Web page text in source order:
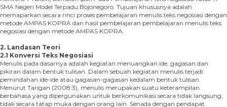
SMA Negeri Model Terpadu Bojonegoro. Tujuan khususnya adalah
memaparkan secara rinci proses pembelajaran menulis teks negosiasi dengan
metode AMPAS KOPRA dan hasil pembelajaran pembelajaran menulis teks
negosiasi dengan metode AMPAS KOPRA.
2. Landasan Teori
2.1 Konversi Teks Negosiasi
Menulis pada dasarnya adalah kegiatan menuangkan ide, gagasan dan
pikiran dalam bentuk tulisan. Dalam sebuah kegiatan menulis terjadi
pemindahan ide-ide atau gagasan-gagasan kedalam bentuk tulisan.
Menurut Tarigan (2008:3), menulis merupakan suatu keterampilan
berbahasa yang dipergunakan untuk berkomunikasi secara tidak langsung,
tidak secara tatap muka dengan orang lain. Senada dengan pendapat